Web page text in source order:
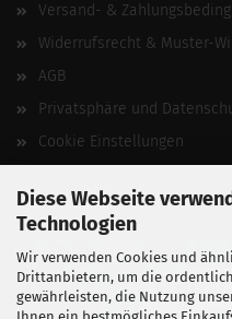
Diese Webseite
Technologien
Wir verwenden Cookies und
Drittanbietern, um die
gewährleisten, die Nutzung
Versand- &
Widerrufsrecht & Muster-
AGB
Privatsphäre und
Cookie Einstellungen
Vertrag widerrufen